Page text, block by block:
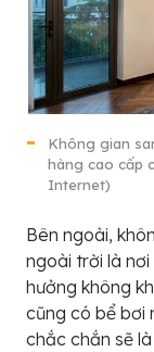
Không gian
hàng cao cấp
Internet)
Bên ngoài,
ngoài trời là
hưởng không
cũng có bể bơi
chắc chắn sẽ